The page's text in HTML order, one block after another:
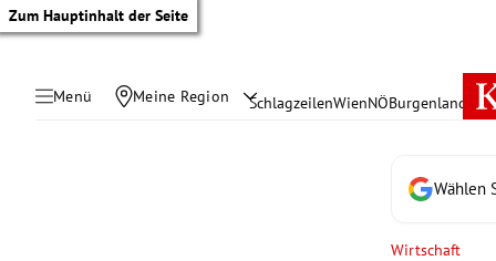
Zum Hauptinhalt der Seite
Menü Meine Region SchlagzeilenWienNÖBurgenland
Wählen
Wirtschaft